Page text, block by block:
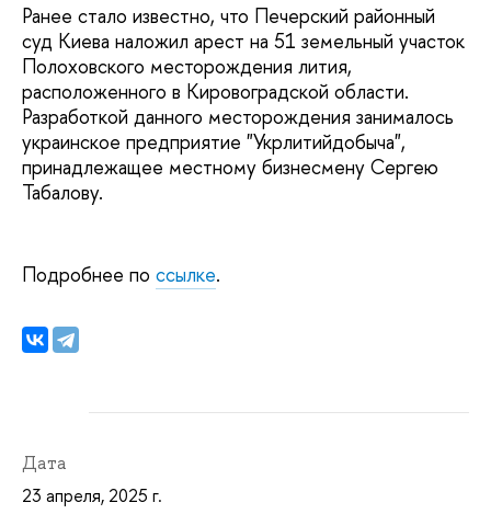
Ранее стало известно, что Печерский районный
суд Киева наложил арест на 51 земельный участок
Полоховского месторождения лития,
расположенного в Кировоградской области.
Разработкой данного месторождения занималось
украинское предприятие "Укрлитийдобыча",
принадлежащее местному бизнесмену Сергею
Табалову.
Подробнее по ссылке.
Дата
23 апреля, 2025 г.